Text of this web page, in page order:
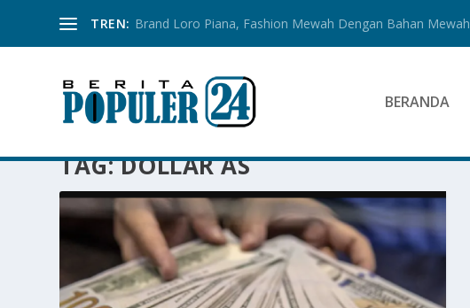
TREN: Brand Loro Piana, Fashion Mewah Dengan Bahan Mewah
BERANDA
TAG:DOLLAR AS